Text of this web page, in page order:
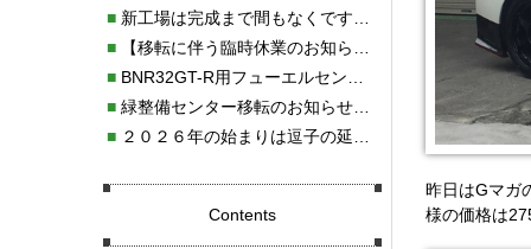
昨日はGマガ
様の価格は
■新工場は完成まで間もなくです！！
■【移転に伴う臨時休業のお知らせ】
■BNR32GT-R用フューエルセンサー新発売!!
■緑整備センター移転のお知らせ！！
■２０２６年の始まりは逗子の延命寺に行きました。
Contents